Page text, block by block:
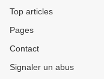
Top articles
Pages
Contact
Signaler un abus